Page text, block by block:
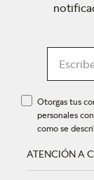
Otorgas tus
personales
como se
ATENCIÓN A